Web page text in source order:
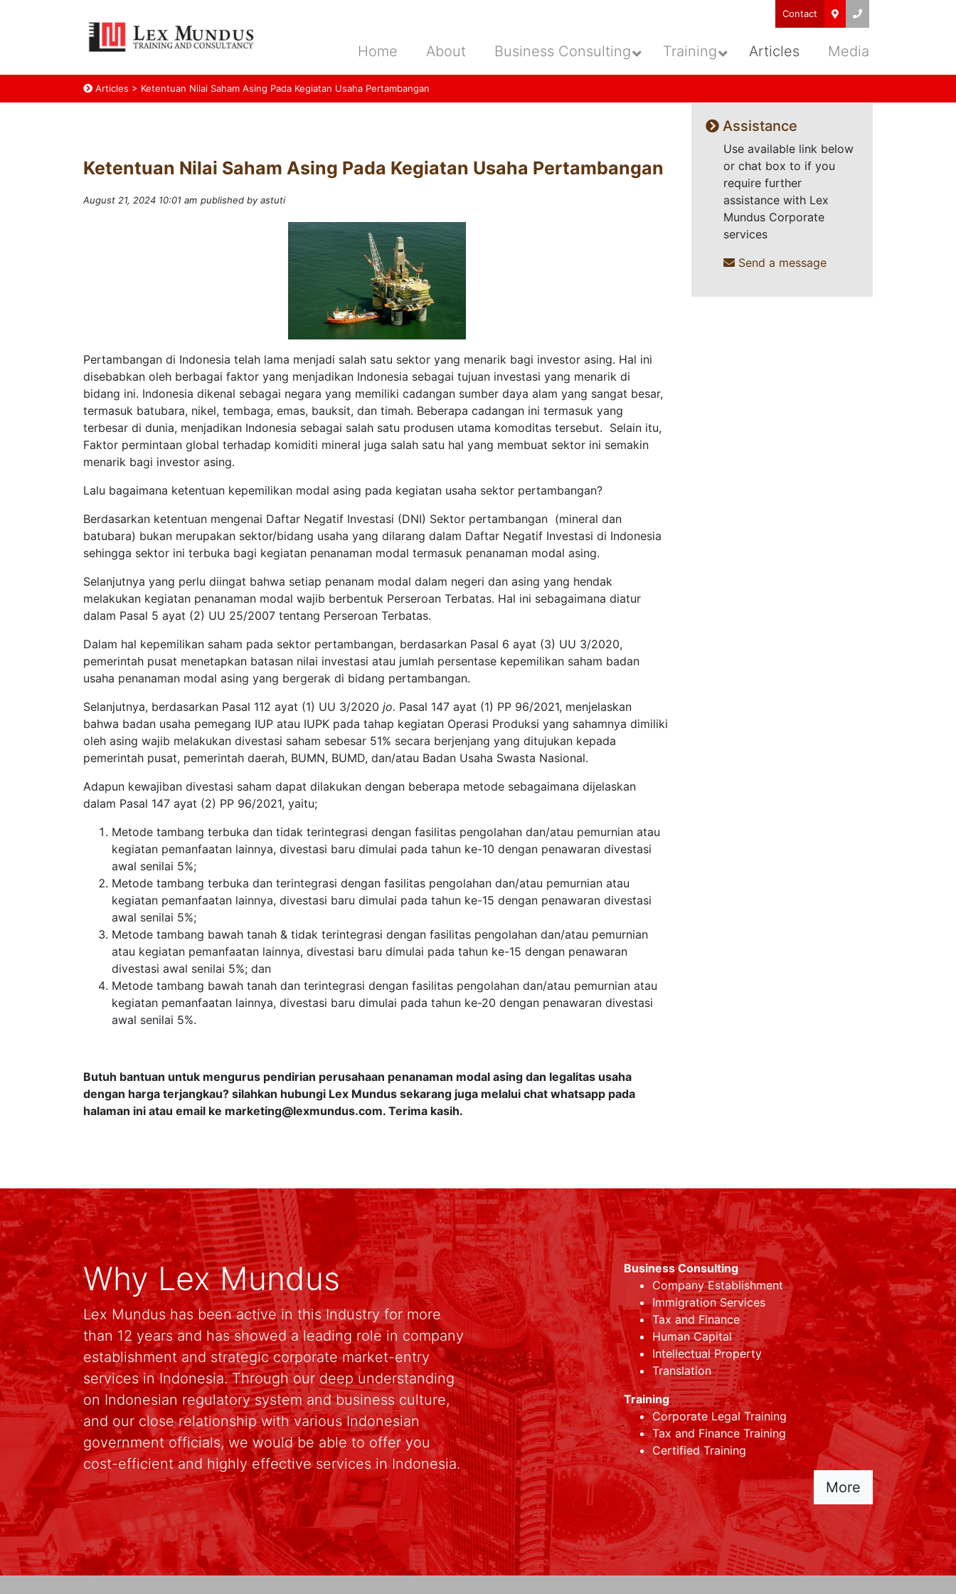
Contact
Home About Business Consulting Training Articles Media
Articles > Ketentuan Nilai Saham Asing Pada Kegiatan Usaha Pertambangan
Ketentuan Nilai Saham Asing Pada Kegiatan Usaha Pertambangan
August 21, 2024 10:01 am published by astuti
Pertambangan di Indonesia telah lama menjadi salah satu sektor yang menarik bagi investor asing. Hal ini
disebabkan oleh berbagai faktor yang menjadikan Indonesia sebagai tujuan investasi yang menarik di
bidang ini. Indonesia dikenal sebagai negara yang memiliki cadangan sumber daya alam yang sangat besar,
termasuk batubara, nikel, tembaga, emas, bauksit, dan timah. Beberapa cadangan ini termasuk yang
terbesar di dunia, menjadikan Indonesia sebagai salah satu produsen utama komoditas tersebut. Selain itu,
Faktor permintaan global terhadap komiditi mineral juga salah satu hal yang membuat sektor ini semakin
menarik bagi investor asing.
Lalu bagaimana ketentuan kepemilikan modal asing pada kegiatan usaha sektor pertambangan?
Berdasarkan ketentuan mengenai Daftar Negatif Investasi (DNI) Sektor pertambangan (mineral dan
batubara) bukan merupakan sektor/bidang usaha yang dilarang dalam Daftar Negatif Investasi di Indonesia
sehingga sektor ini terbuka bagi kegiatan penanaman modal termasuk penanaman modal asing.
Selanjutnya yang perlu diingat bahwa setiap penanam modal dalam negeri dan asing yang hendak
melakukan kegiatan penanaman modal wajib berbentuk Perseroan Terbatas. Hal ini sebagaimana diatur
dalam Pasal 5 ayat (2) UU 25/2007 tentang Perseroan Terbatas.
Dalam hal kepemilikan saham pada sektor pertambangan, berdasarkan Pasal 6 ayat (3) UU 3/2020,
pemerintah pusat menetapkan batasan nilai investasi atau jumlah persentase kepemilikan saham badan
usaha penanaman modal asing yang bergerak di bidang pertambangan.
Selanjutnya, berdasarkan Pasal 112 ayat (1) UU 3/2020 jo. Pasal 147 ayat (1) PP 96/2021, menjelaskan
bahwa badan usaha pemegang IUP atau IUPK pada tahap kegiatan Operasi Produksi yang sahamnya dimiliki
oleh asing wajib melakukan divestasi saham sebesar 51% secara berjenjang yang ditujukan kepada
pemerintah pusat, pemerintah daerah, BUMN, BUMD, dan/atau Badan Usaha Swasta Nasional.
Adapun kewajiban divestasi saham dapat dilakukan dengan beberapa metode sebagaimana dijelaskan
dalam Pasal 147 ayat (2) PP 96/2021, yaitu;
Metode tambang terbuka dan tidak terintegrasi dengan fasilitas pengolahan dan/atau pemurnian atau
kegiatan pemanfaatan lainnya, divestasi baru dimulai pada tahun ke-10 dengan penawaran divestasi
awal senilai 5%;
Metode tambang terbuka dan terintegrasi dengan fasilitas pengolahan dan/atau pemurnian atau
kegiatan pemanfaatan lainnya, divestasi baru dimulai pada tahun ke-15 dengan penawaran divestasi
awal senilai 5%;
Metode tambang bawah tanah & tidak terintegrasi dengan fasilitas pengolahan dan/atau pemurnian
atau kegiatan pemanfaatan lainnya, divestasi baru dimulai pada tahun ke-15 dengan penawaran
divestasi awal senilai 5%; dan
Metode tambang bawah tanah dan terintegrasi dengan fasilitas pengolahan dan/atau pemurnian atau
kegiatan pemanfaatan lainnya, divestasi baru dimulai pada tahun ke-20 dengan penawaran divestasi
awal senilai 5%.
Butuh bantuan untuk mengurus pendirian perusahaan penanaman modal asing dan legalitas usaha
dengan harga terjangkau? silahkan hubungi Lex Mundus sekarang juga melalui chat whatsapp pada
halaman ini atau email ke marketing@lexmundus.com. Terima kasih.
Assistance
Use available link below
or chat box to if you
require further
assistance with Lex
Mundus Corporate
services
Send a message
Why Lex Mundus
Lex Mundus has been active in this Industry for more
than 12 years and has showed a leading role in company
establishment and strategic corporate market-entry
services in Indonesia. Through our deep understanding
on Indonesian regulatory system and business culture,
and our close relationship with various Indonesian
government officials, we would be able to offer you
cost-efficient and highly effective services in Indonesia.
Business Consulting
Company Establishment
Immigration Services
Tax and Finance
Human Capital
Intellectual Property
Translation
Training
Corporate Legal Training
Tax and Finance Training
Certified Training
More